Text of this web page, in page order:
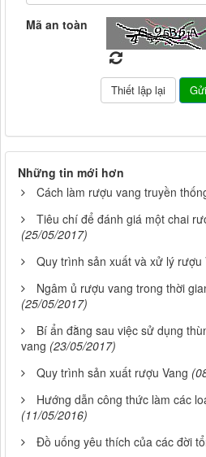
Mã an toàn
Những tin mới hơn
Cách làm rượu vang truyền
Tiêu chí để đánh giá một chai
(25/05/2017)
Quy trình sản xuất và xử lý rượu
Ngâm ủ rượu vang trong thời
(25/05/2017)
Bí ẩn đằng sau việc sử dụng
vang (23/05/2017)
Quy trình sản xuất rượu Vang
Hướng dẫn công thức làm các
(11/05/2016)
Đồ uống yêu thích của các đời